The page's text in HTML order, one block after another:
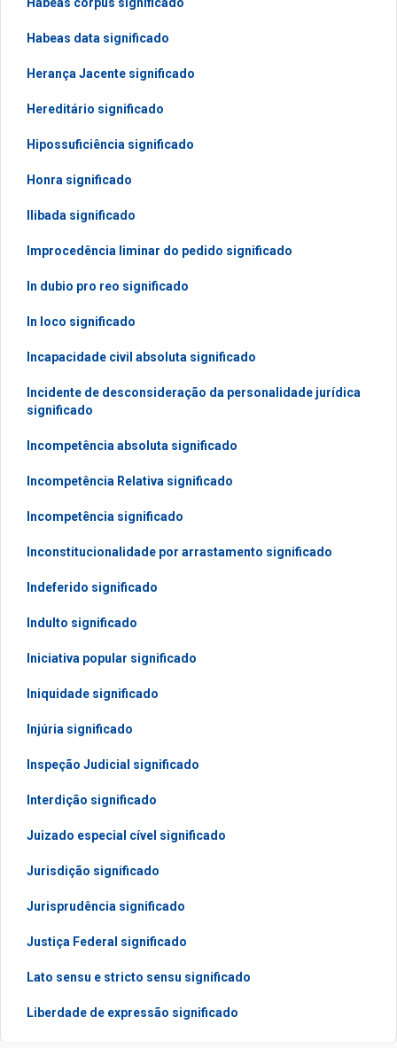
Habeas data significado
Herança Jacente significado
Hereditário significado
Hipossuficiência significado
Honra significado
Ilibada significado
Improcedência liminar do pedido significado
In dubio pro reo significado
In loco significado
Incapacidade civil absoluta significado
Incidente de desconsideração da personalidade jurídica
significado
Incompetência absoluta significado
Incompetência Relativa significado
Incompetência significado
Inconstitucionalidade por arrastamento significado
Indeferido significado
Indulto significado
Iniciativa popular significado
Iniquidade significado
Injúria significado
Inspeção Judicial significado
Interdição significado
Juizado especial cível significado
Jurisdição significado
Jurisprudência significado
Justiça Federal significado
Lato sensu e stricto sensu significado
Liberdade de expressão significado